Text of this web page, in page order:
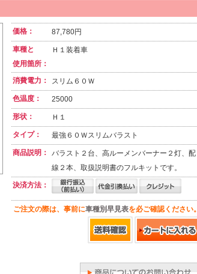
価格： 87,780円
車種と
使用箇所：
Ｈ１装着車
消費電力： スリム６０Ｗ
色温度： 25000
形状： Ｈ１
タイプ： 最強６０Ｗスリムバラスト
商品説明：
バラスト２台、高ルーメンバーナー２灯、配
線２本、取扱説明書のフルキットです。
決済方法：
ご注文の際は、事前に車種別早見表を必ご確認ください。